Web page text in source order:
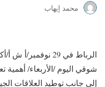
محمد إيهاب
الرباط في 29
شوقي اليوم /الأربعاء/ أهمية
إلى جانب توطيد العلاقات